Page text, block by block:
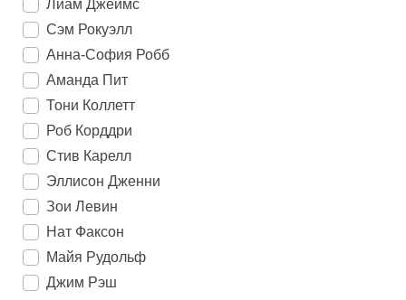
Лиам Джеймс
Сэм Рокуэлл
Анна-София Робб
Аманда Пит
Тони Коллетт
Роб Корддри
Стив Карелл
Эллисон Дженни
Зои Левин
Нат Факсон
Майя Рудольф
Джим Рэш